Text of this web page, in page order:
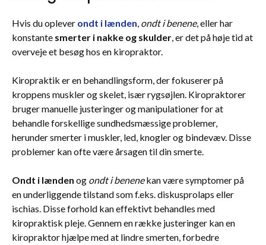
Hvis du oplever ondt i lænden, ondt i benene, eller har
konstante smerter i nakke og skulder, er det på høje tid at
overveje et besøg hos en kiropraktor.
Kiropraktik er en behandlingsform, der fokuserer på
kroppens muskler og skelet, især rygsøjlen. Kiropraktorer
bruger manuelle justeringer og manipulationer for at
behandle forskellige sundhedsmæssige problemer,
herunder smerter i muskler, led, knogler og bindevæv. Disse
problemer kan ofte være årsagen til din smerte.
Ondt i lænden og ondt i benenekan være symptomer på
en underliggende tilstand som f.eks. diskusprolaps eller
ischias. Disse forhold kan effektivt behandles med
kiropraktisk pleje. Gennem en række justeringer kan en
kiropraktor hjælpe med at lindre smerten, forbedre